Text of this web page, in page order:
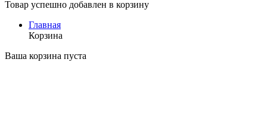
Товар успешно добавлен в корзину
Главная
Корзина
Ваша корзина пуста